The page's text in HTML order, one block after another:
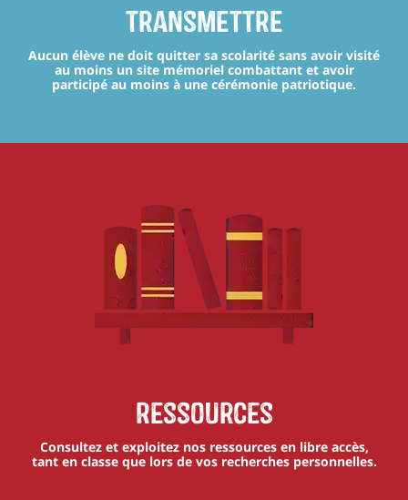
transmettre
Aucun élève ne doit quitter sa scolarité sans avoir visité
au moins un site mémoriel combattant et avoir
participé au moins à une cérémonie patriotique.
Ressources
Consultez et exploitez nos ressources en libre accès,
tant en classe que lors de vos recherches personnelles.